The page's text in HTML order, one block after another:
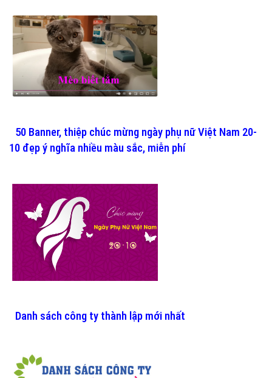
50 Banner, thiệp chúc mừng ngày phụ nữ Việt Nam 20-
10 đẹp ý nghĩa nhiều màu sắc, miễn phí
Danh sách công ty thành lập mới nhất